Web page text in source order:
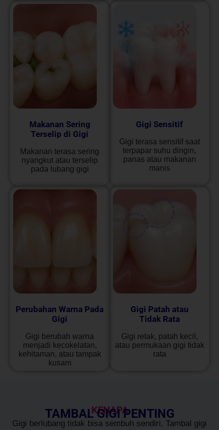
Makanan Sering
Terselip di Gigi
Makanan terasa sering
nyangkut atau terselip
pada lubang gigi
Gigi Sensitif
Gigi terasa sensitif saat
terpapar suhu dingin,
panas atau makanan
manis
Perubahan Warna Pada
Gigi
Gigi berubah warna
menjadi kecokelatan,
kehitaman, atau tampak
kusam
Gigi Patah atau
Tidak Rata
Gigi retak, patah kecil,
atau permukaan gigi tidak
rata
KENAPA
TAMBAL GIGI PENTING
Gigi berlubang tidak bisa sembuh sendiri. Tambal gigi